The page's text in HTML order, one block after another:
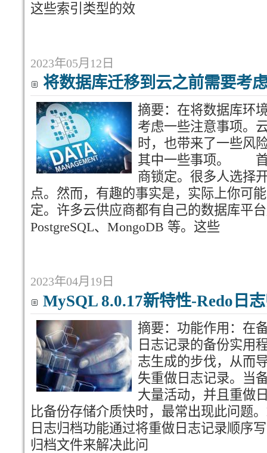
这些索引类型的效
2023年05月12日
将数据库迁移到云之前需要考
摘要：在将数据库环
考虑一些注意事项。
时，也带来了一些风
其中一些事项。 首
商锁定。很多人选择
点。然而，有趣的事实是，实际上你可
定。许多云供应商都有自己的数据库平
PostgreSQL、MongoDB 等。这些
2023年04月19日
MySQL 8.0.17新特性-Redo日
摘要：功能作用：在
日志记录的备份实用
志生成的步伐，从而
失重做日志记录。当
大量活动，并且重做
比备份存储介质快时，最常出现此问题
日志归档功能通过将重做日志记录顺序
归档文件来解决此问